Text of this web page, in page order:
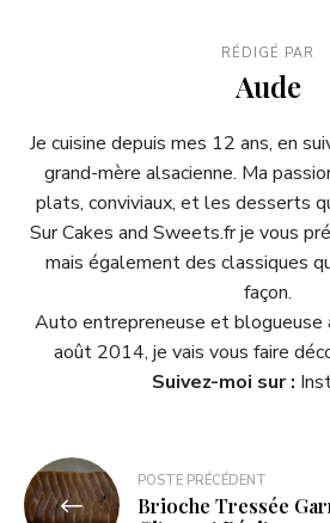
RÉDIGÉ PAR
Aude
Je cuisine depuis mes 12 ans, en
grand-mère alsacienne. Ma
plats, conviviaux, et les desserts
Sur Cakes and Sweets.fr je vous
mais également des classiques
façon.
Auto entrepreneuse et blogueuse
août 2014, je vais vous faire
Suivez-moi sur :
POSTE PRÉCÉDENT
Brioche Tressée